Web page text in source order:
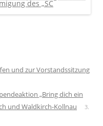
und zur Vorstandssitzung
„Bring dich ein
und Waldkirch-Kollnau
3.